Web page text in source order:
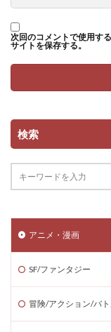
次回のコメントで使用す
サイトを保存する。
検索
アニメ・漫画
SF/ファンタジー
冒険/アクション/バ